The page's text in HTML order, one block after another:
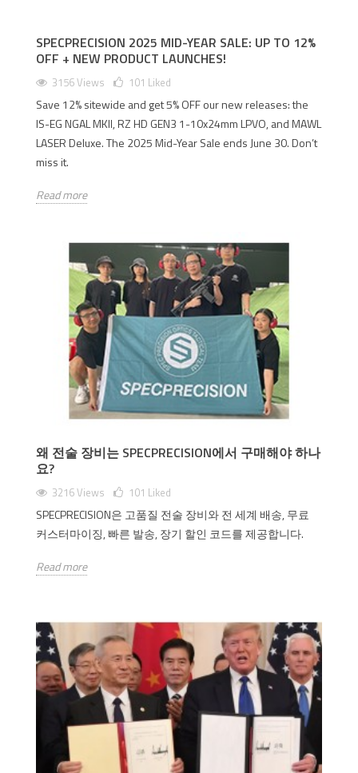
SPECPRECISION 2025 MID-YEAR SALE: UP TO 12%
OFF + NEW PRODUCT LAUNCHES!
3156 Views 101 Liked
Save 12% sitewide and get 5% OFF our new releases: the
IS-EG NGAL MKII, RZ HD GEN3 1-10x24mm LPVO, and MAWL
LASER Deluxe. The 2025 Mid-Year Sale ends June 30. Don’t
miss it.
Read more
왜 전술 장비는 SPECPRECISION에서 구매해야 하나
요?
3216 Views 101 Liked
SPECPRECISION은 고품질 전술 장비와 전 세계 배송, 무료
커스터마이징, 빠른 발송, 장기 할인 코드를 제공합니다.
Read more